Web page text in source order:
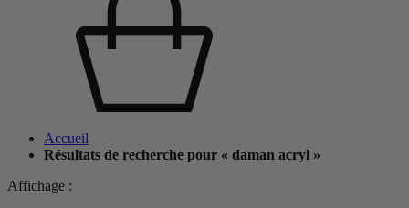
Accueil
Résultats de recherche pour « daman acryl »
Affichage :